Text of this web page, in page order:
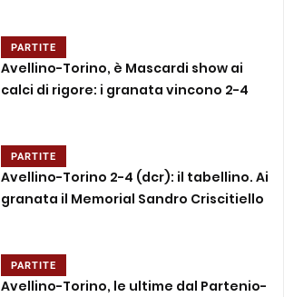
PARTITE
Avellino-Torino, è Mascardi show ai
calci di rigore: i granata vincono 2-4
PARTITE
Avellino-Torino 2-4 (dcr): il tabellino. Ai
granata il Memorial Sandro Criscitiello
PARTITE
Avellino-Torino, le ultime dal Partenio-